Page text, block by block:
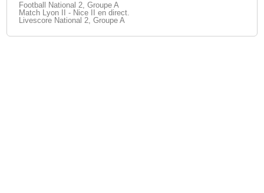
Football National 2, Groupe A
Match Lyon II - Nice II en direct.
Livescore National 2, Groupe A